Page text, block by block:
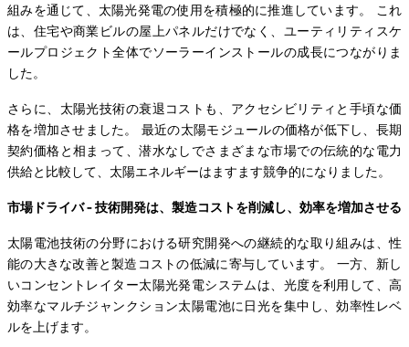
組みを通じて、太陽光発電の使用を積極的に推進しています。 これ
は、住宅や商業ビルの屋上パネルだけでなく、ユーティリティスケ
ールプロジェクト全体でソーラーインストールの成長につながりま
した。
さらに、太陽光技術の衰退コストも、アクセシビリティと手頃な価
格を増加させました。 最近の太陽モジュールの価格が低下し、長期
契約価格と相まって、潜水なしでさまざまな市場での伝統的な電力
供給と比較して、太陽エネルギーはますます競争的になりました。
市場ドライバ - 技術開発は、製造コストを削減し、効率を増加させる
太陽電池技術の分野における研究開発への継続的な取り組みは、性
能の大きな改善と製造コストの低減に寄与しています。 一方、新し
いコンセントレイター太陽光発電システムは、光度を利用して、高
効率なマルチジャンクション太陽電池に日光を集中し、効率性レベ
ルを上げます。